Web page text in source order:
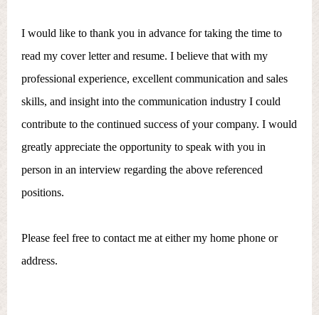
I would like to thank you in advance for taking the time to
read my cover letter and resume. I believe that with my
professional experience, excellent communication and sales
skills, and insight into the communication industry I could
contribute to the continued success of your company. I would
greatly appreciate the opportunity to speak with you in
person in an interview regarding the above referenced
positions.
Please feel free to contact me at either my home phone or
address.